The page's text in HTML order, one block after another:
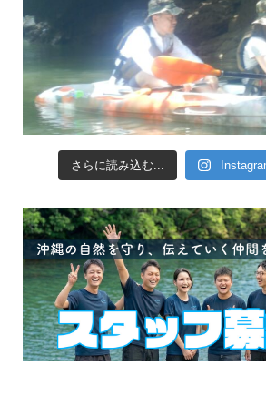
さらに読み込む...